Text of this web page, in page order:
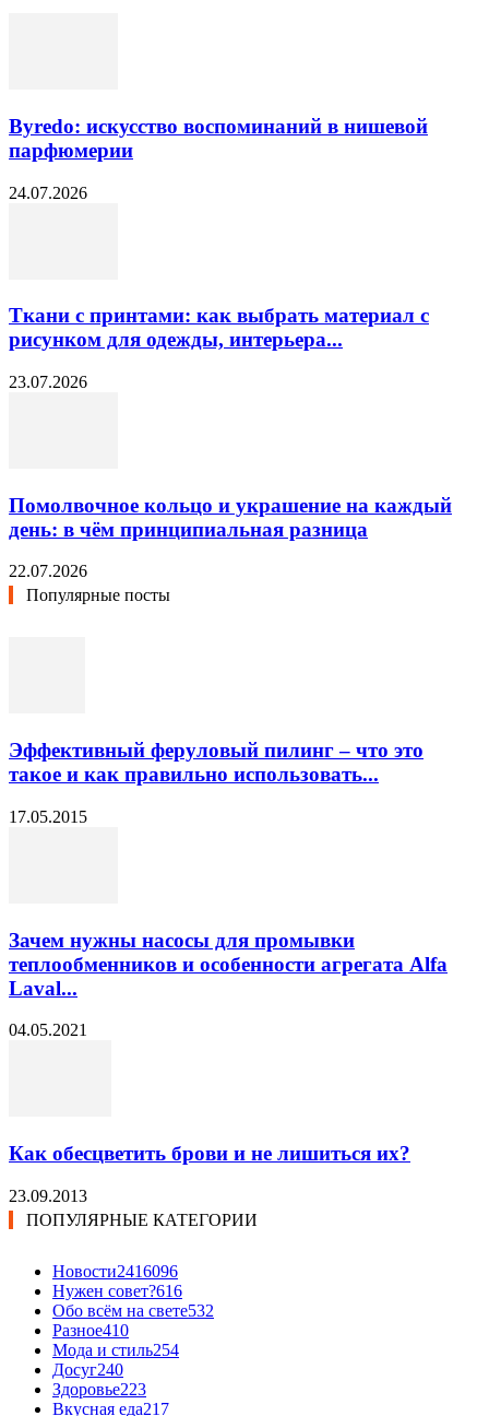
Byredo: искусство воспоминаний в нишевой
парфюмерии
24.07.2026
Ткани с принтами: как выбрать материал с
рисунком для одежды, интерьера...
23.07.2026
Помолвочное кольцо и украшение на каждый
день: в чём принципиальная разница
22.07.2026
Популярные посты
Эффективный феруловый пилинг – что это
такое и как правильно использовать...
17.05.2015
Зачем нужны насосы для промывки
теплообменников и особенности агрегата Alfa
Laval...
04.05.2021
Как обесцветить брови и не лишиться их?
23.09.2013
ПОПУЛЯРНЫЕ КАТЕГОРИИ
Новости2416096
Нужен совет?616
Обо всём на свете532
Разное410
Мода и стиль254
Досуг240
Здоровье223
Вкусная еда217